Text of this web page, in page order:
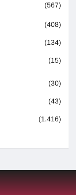
(567)
(408)
(134)
(15)
(30)
(43)
(1.416)